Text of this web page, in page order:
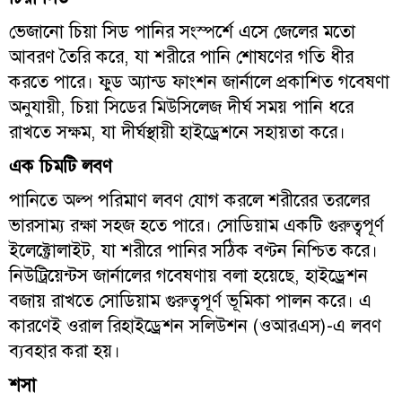
ভেজানো চিয়া সিড পানির সংস্পর্শে এসে জেলের মতো
আবরণ তৈরি করে, যা শরীরে পানি শোষণের গতি ধীর
করতে পারে। ফুড অ্যান্ড ফাংশন জার্নালে প্রকাশিত গবেষণা
অনুযায়ী, চিয়া সিডের মিউসিলেজ দীর্ঘ সময় পানি ধরে
রাখতে সক্ষম, যা দীর্ঘস্থায়ী হাইড্রেশনে সহায়তা করে।
এক চিমটি লবণ
পানিতে অল্প পরিমাণ লবণ যোগ করলে শরীরের তরলের
ভারসাম্য রক্ষা সহজ হতে পারে। সোডিয়াম একটি গুরুত্বপূর্ণ
ইলেক্ট্রোলাইট, যা শরীরে পানির সঠিক বণ্টন নিশ্চিত করে।
নিউট্রিয়েন্টস জার্নালের গবেষণায় বলা হয়েছে, হাইড্রেশন
বজায় রাখতে সোডিয়াম গুরুত্বপূর্ণ ভূমিকা পালন করে। এ
কারণেই ওরাল রিহাইড্রেশন সলিউশন (ওআরএস)-এ লবণ
ব্যবহার করা হয়।
শসা